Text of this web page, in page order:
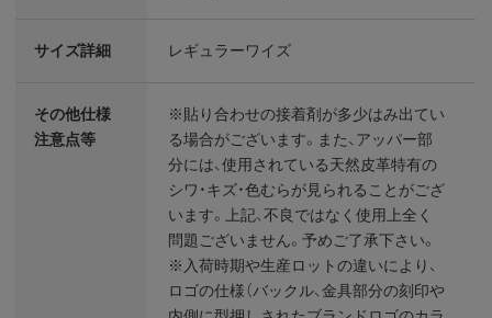
サイズ詳細 レギュラーワイズ
その他仕様
注意点等
※貼り合わせの接着剤が多少はみ出てい
る場合がございます。また、アッパー部
分には、使用されている天然皮革特有の
シワ・キズ・色むらが見られることがござ
います。上記、不良ではなく使用上全く
問題ございません。予めご了承下さい。
※入荷時期や生産ロットの違いにより、
ロゴの仕様（バックル、金具部分の刻印や